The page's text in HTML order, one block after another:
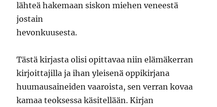
lähteä hakemaan siskon miehen veneestä
jostain
hevonkuusesta.
Tästä kirjasta olisi opittavaa niin elämäkerran
kirjoittajilla ja ihan yleisenä oppikirjana
huumausaineiden vaaroista, sen verran kovaa
kamaa teoksessa käsitellään. Kirjan